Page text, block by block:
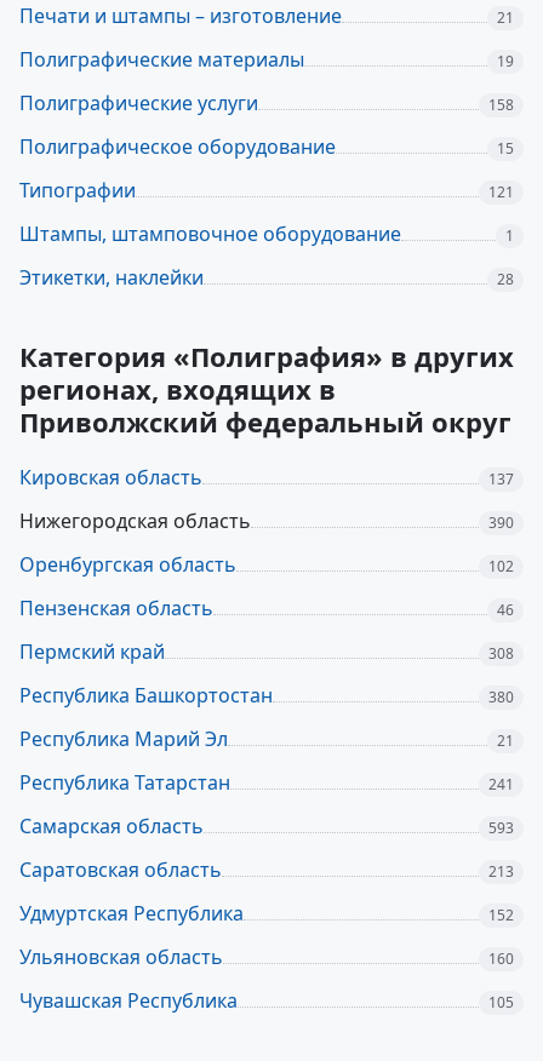
Печати и штампы – изготовление 21
Полиграфические материалы 19
Полиграфические услуги 158
Полиграфическое оборудование 15
Типографии 121
Штампы, штамповочное оборудование 1
Этикетки, наклейки 28
Категория «Полиграфия» в других
регионах, входящих в
Приволжский федеральный округ
Кировская область 137
Нижегородская область 390
Оренбургская область 102
Пензенская область 46
Пермский край 308
Республика Башкортостан 380
Республика Марий Эл 21
Республика Татарстан 241
Самарская область 593
Саратовская область 213
Удмуртская Республика 152
Ульяновская область 160
Чувашская Республика 105